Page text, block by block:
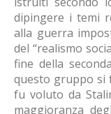
dipingere i temi
alla guerra
del “realismo
fine della
questo gruppo si
fu voluto da
maggioranza